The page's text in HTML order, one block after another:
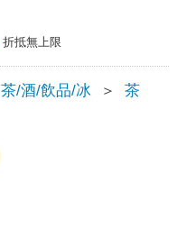
折抵無上限
茶/酒/飲品/冰 ＞ 茶